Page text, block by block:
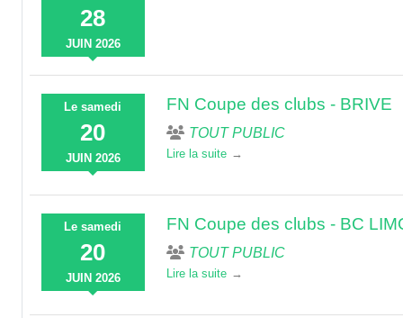
28
JUIN 2026
Lesamedi
20
JUIN 2026
FN Coupe des clubs - BRIVE
TOUT PUBLIC
Lire la suite
Lesamedi
20
JUIN 2026
FN Coupe des clubs - BC
TOUT PUBLIC
Lire la suite